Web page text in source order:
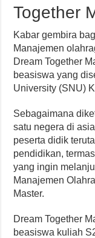
Together
Kabar gembira
Manajemen
Dream Together
beasiswa yang
University (SNU)
Sebagaimana
satu negera di
peserta didik
pendidikan,
yang ingin
Manajemen
Master.
Dream Together
beasiswa kuliah